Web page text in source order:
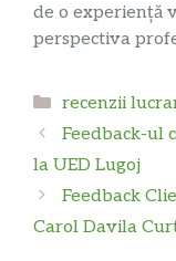
de o experiență
perspectiva
Categorii
recenzii
Feedback-ul
la UED Lugoj
Feedback
Carol Davila